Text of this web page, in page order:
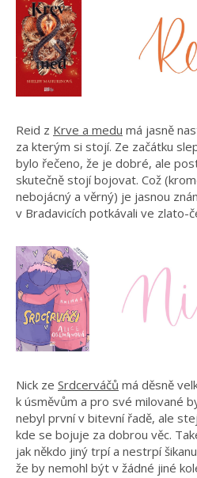
Reid z Krve a medu má jasně
za kterým si stojí. Ze začátku
bylo řečeno, že je dobré, ale
skutečně stojí bojovat. Což
nebojácný a věrný) je jasnou
v Bradavicích potkávali ve zlato-
Nick ze Srdcerváčů má děsně
k úsměvům a pro své milované
nebyl první v bitevní řadě, ale
kde se bojuje za dobrou věc.
jak někdo jiný trpí a nestrpí
že by nemohl být v žádné jiné